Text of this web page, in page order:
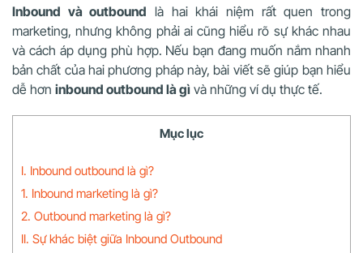
Inbound và outbound là hai khái niệm rất quen trong
marketing, nhưng không phải ai cũng hiểu rõ sự khác nhau
và cách áp dụng phù hợp. Nếu bạn đang muốn nắm nhanh
bản chất của hai phương pháp này, bài viết sẽ giúp bạn hiểu
dễ hơn inbound outbound là gì và những ví dụ thực tế.
Mục lục
I. Inbound outbound là gì?
1. Inbound marketing là gì?
2. Outbound marketing là gì?
II. Sự khác biệt giữa Inbound Outbound